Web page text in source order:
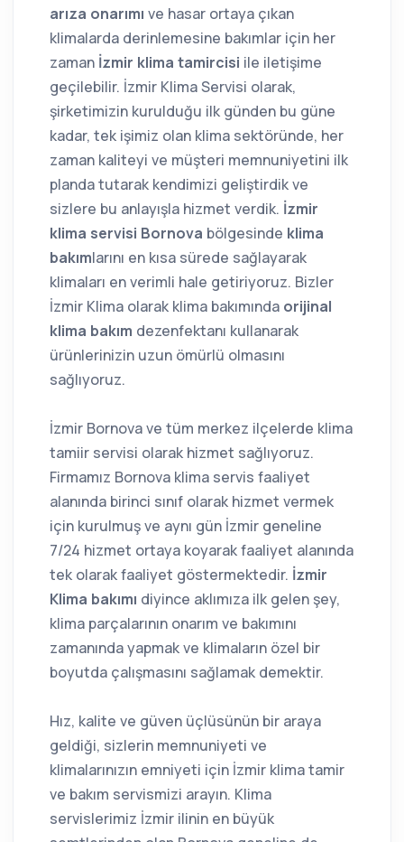
arıza onarımı ve hasar ortaya çıkan
klimalarda derinlemesine bakımlar için her
zaman İzmir klima tamircisi ile iletişime
geçilebilir. İzmir Klima Servisi olarak,
şirketimizin kurulduğu ilk günden bu güne
kadar, tek işimiz olan klima sektöründe, her
zaman kaliteyi ve müşteri memnuniyetini ilk
planda tutarak kendimizi geliştirdik ve
sizlere bu anlayışla hizmet verdik. İzmir
klima servisi Bornova bölgesinde klima
bakımlarını en kısa sürede sağlayarak
klimaları en verimli hale getiriyoruz. Bizler
İzmir Klima olarak klima bakımında orijinal
klima bakım dezenfektanı kullanarak
ürünlerinizin uzun ömürlü olmasını
sağlıyoruz.
İzmir Bornova ve tüm merkez ilçelerde klima
tamiir servisi olarak hizmet sağlıyoruz.
Firmamız Bornova klima servis faaliyet
alanında birinci sınıf olarak hizmet vermek
için kurulmuş ve aynı gün İzmir geneline
7/24 hizmet ortaya koyarak faaliyet alanında
tek olarak faaliyet göstermektedir. İzmir
Klima bakımı diyince aklımıza ilk gelen şey,
klima parçalarının onarım ve bakımını
zamanında yapmak ve klimaların özel bir
boyutda çalışmasını sağlamak demektir.
Hız, kalite ve güven üçlüsünün bir araya
geldiği, sizlerin memnuniyeti ve
klimalarınızın emniyeti için İzmir klima tamir
ve bakım servismizi arayın. Klima
servislerimiz İzmir ilinin en büyük